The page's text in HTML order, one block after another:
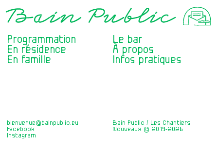
Programmation
En résidence
En famille
Le bar
À propos
Infos pratiques
bienvenue@bainpublic.eu
Facebook
Instagram
Bain Public / Les Chantiers
Nouveaux © 2019-2026